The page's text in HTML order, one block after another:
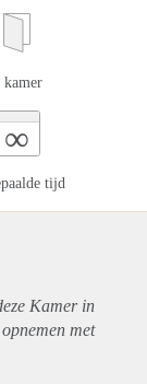
kamer
∞
tijd
Kamer in
met